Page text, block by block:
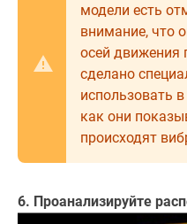
модели есть
внимание, что
осей движения
сделано
использовать
как они
происходят
6. Проанализируйте